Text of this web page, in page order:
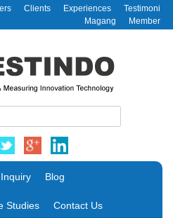
Clients Experiences
Testimoni
Magang
Member
Inquiry Blog
Studies Contact Us